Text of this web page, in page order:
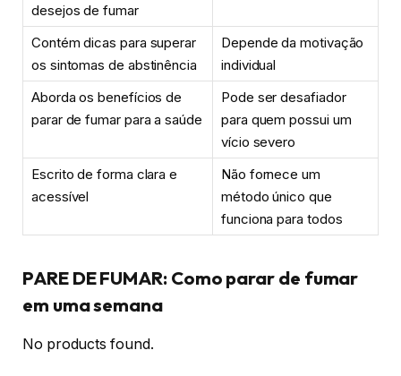
desejos de fumar
Contém dicas para superar
os sintomas de abstinência
Depende da motivação
individual
Aborda os benefícios de
parar de fumar para a saúde
Pode ser desafiador
para quem possui um
vício severo
Escrito de forma clara e
acessível
Não fornece um
método único que
funciona para todos
PARE DE FUMAR: Como parar de fumar
em uma semana
No products found.